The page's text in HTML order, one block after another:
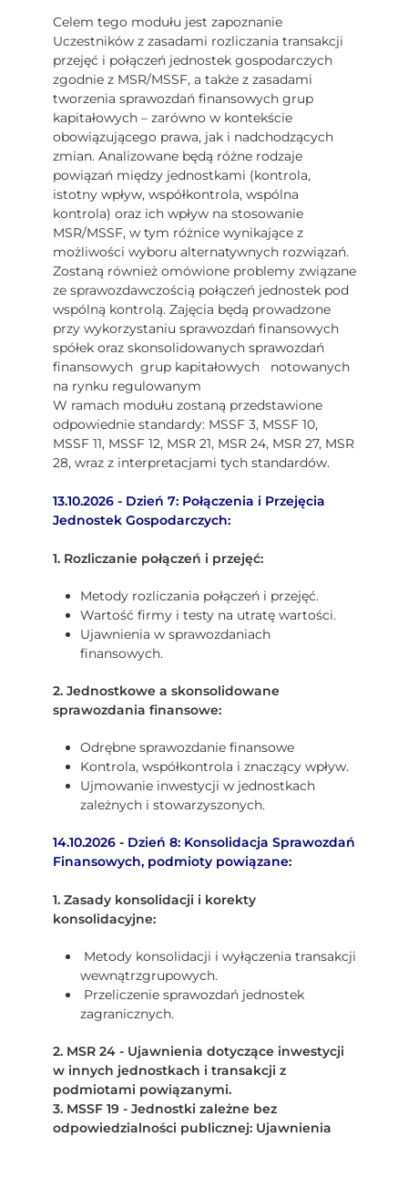
Celem tego modułu jest zapoznanie
Uczestników z zasadami rozliczania transakcji
przejęć i połączeń jednostek gospodarczych
zgodnie z MSR/MSSF, a także z zasadami
tworzenia sprawozdań finansowych grup
kapitałowych – zarówno w kontekście
obowiązującego prawa, jak i nadchodzących
zmian. Analizowane będą różne rodzaje
powiązań między jednostkami (kontrola,
istotny wpływ, współkontrola, wspólna
kontrola) oraz ich wpływ na stosowanie
MSR/MSSF, w tym różnice wynikające z
możliwości wyboru alternatywnych rozwiązań.
Zostaną również omówione problemy związane
ze sprawozdawczością połączeń jednostek pod
wspólną kontrolą. Zajęcia będą prowadzone
przy wykorzystaniu sprawozdań finansowych
spółek oraz skonsolidowanych sprawozdań
finansowych grup kapitałowych notowanych
na rynku regulowanym
W ramach modułu zostaną przedstawione
odpowiednie standardy: MSSF 3, MSSF 10,
MSSF 11, MSSF 12, MSR 21, MSR 24, MSR 27, MSR
28, wraz z interpretacjami tych standardów.
13.10.2026 - Dzień 7: Połączenia i Przejęcia
Jednostek Gospodarczych:
1. Rozliczanie połączeń i przejęć:
Metody rozliczania połączeń i przejęć.
Wartość firmy i testy na utratę wartości.
Ujawnienia w sprawozdaniach
finansowych.
2. Jednostkowe a skonsolidowane
sprawozdania finansowe:
Odrębne sprawozdanie finansowe
Kontrola, współkontrola i znaczący wpływ.
Ujmowanie inwestycji w jednostkach
zależnych i stowarzyszonych.
14.10.2026 - Dzień 8: Konsolidacja Sprawozdań
Finansowych, podmioty powiązane:
1. Zasady konsolidacji i korekty
konsolidacyjne:
Metody konsolidacji i wyłączenia transakcji
wewnątrzgrupowych.
Przeliczenie sprawozdań jednostek
zagranicznych.
2. MSR 24 - Ujawnienia dotyczące inwestycji
w innych jednostkach i transakcji z
podmiotami powiązanymi.
3. MSSF 19 - Jednostki zależne bez
odpowiedzialności publicznej: Ujawnienia